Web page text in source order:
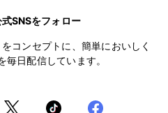
SNSをフォロー
コンセプトに、簡単においしく
毎日配信しています。